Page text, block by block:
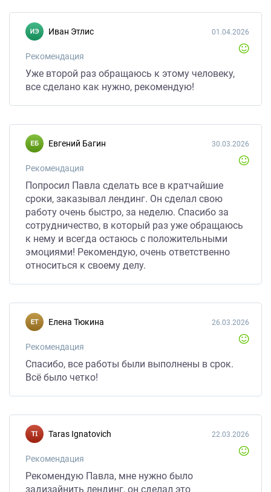
Иван Этлис
Рекомендация
01.04.2026
Уже второй раз обращаюсь к этому человеку,
все сделано как нужно, рекомендую!
Евгений Багин
Рекомендация
30.03.2026
Попросил Павла сделать все в кратчайшие
сроки, заказывал лендинг. Он сделал свою
работу очень быстро, за неделю. Спасибо за
сотрудничество, в который раз уже обращаюсь
к нему и всегда остаюсь с положительными
эмоциями! Рекомендую, очень ответственно
относиться к своему делу.
Елена Тюкина
Рекомендация
26.03.2026
Спасибо, все работы были выполнены в срок.
Всё было четко!
Taras Ignatovich
Рекомендация
22.03.2026
Рекомендую Павла, мне нужно было
задизайнить лендинг, он сделал это